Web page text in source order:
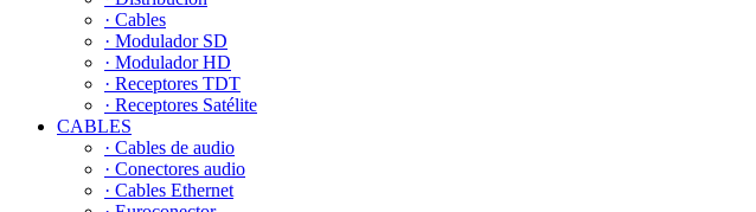
· Cables
· Modulador SD
· Modulador HD
· Receptores TDT
· Receptores Satélite
CABLES
· Cables de audio
· Conectores audio
· Cables Ethernet